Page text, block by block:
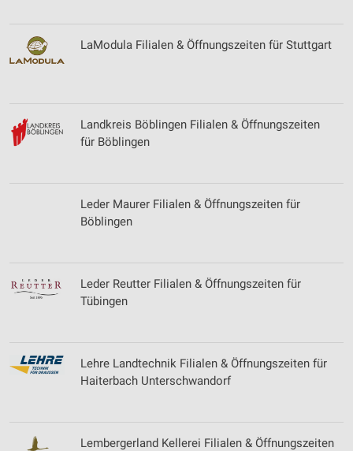
LaModula Filialen & Öffnungszeiten für Stuttgart
Landkreis Böblingen Filialen & Öffnungszeiten
für Böblingen
Leder Maurer Filialen & Öffnungszeiten für
Böblingen
Leder Reutter Filialen & Öffnungszeiten für
Tübingen
Lehre Landtechnik Filialen & Öffnungszeiten für
Haiterbach Unterschwandorf
Lembergerland Kellerei Filialen & Öffnungszeiten